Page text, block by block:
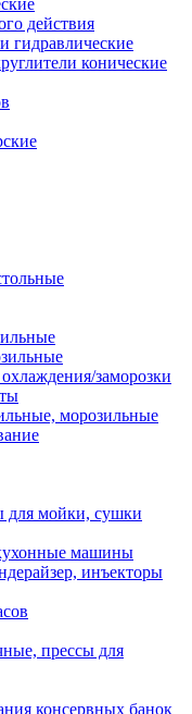
действия
гидравлические
конические
заморозки
морозильные
для мойки, сушки
машины
инъекторы
прессы для
консервных банок